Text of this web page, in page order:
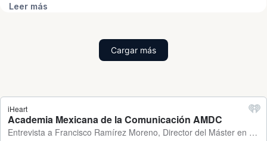
Leer más
Cargar más